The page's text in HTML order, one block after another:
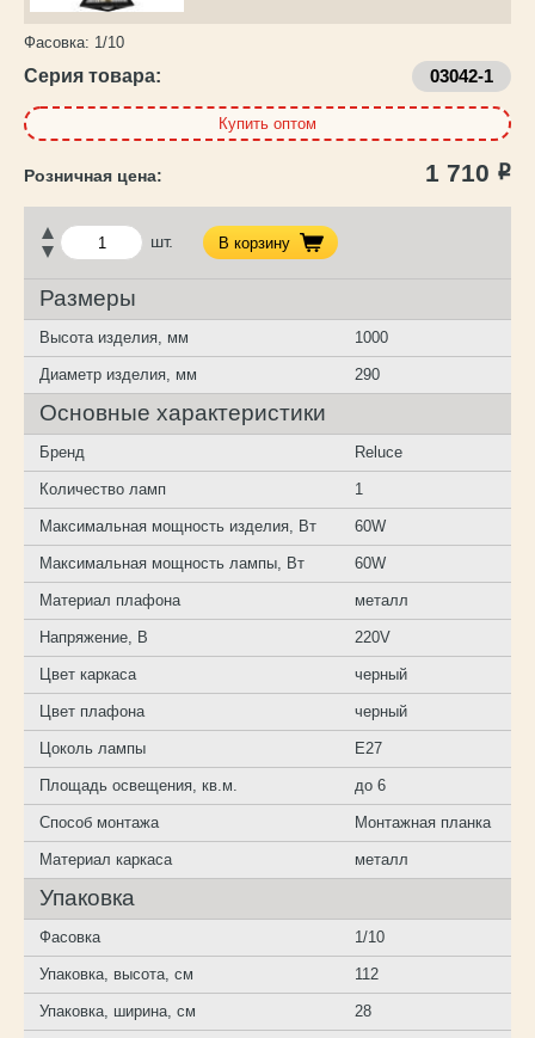
Фасовка: 1/10
Серия товара: 03042-1
Купить оптом
1 710 Р
шт. В корзину
Размеры
Высота изделия, мм 1000
Диаметр изделия, мм 290
Основные характеристики
Бренд Reluce
Количество ламп 1
Максимальная мощность изделия, Вт 60W
Максимальная мощность лампы, Вт 60W
Материал плафона металл
Напряжение, В 220V
Цвет каркаса черный
Цвет плафона черный
Цоколь лампы E27
Площадь освещения, кв.м. до 6
Способ монтажа Монтажная планка
Материал каркаса металл
Упаковка
Фасовка 1/10
Упаковка, высота, см 112
Упаковка, ширина, см 28